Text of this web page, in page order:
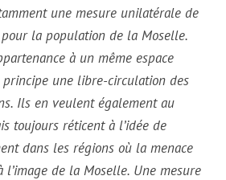
une mesure unilatérale de
la population de la Moselle.
à un même espace
une libre-circulation des
Ils en veulent également au
toujours réticent à l’idée de
dans les régions où la menace
l’image de la Moselle. Une mesure